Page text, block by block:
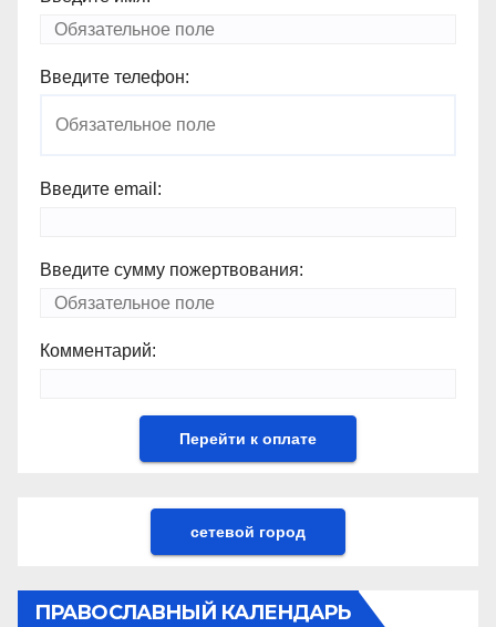
Введите телефон:
Введите email:
Введите сумму пожертвования:
Комментарий:
сетевой город
ПРАВОСЛАВНЫЙ КАЛЕНДАРЬ